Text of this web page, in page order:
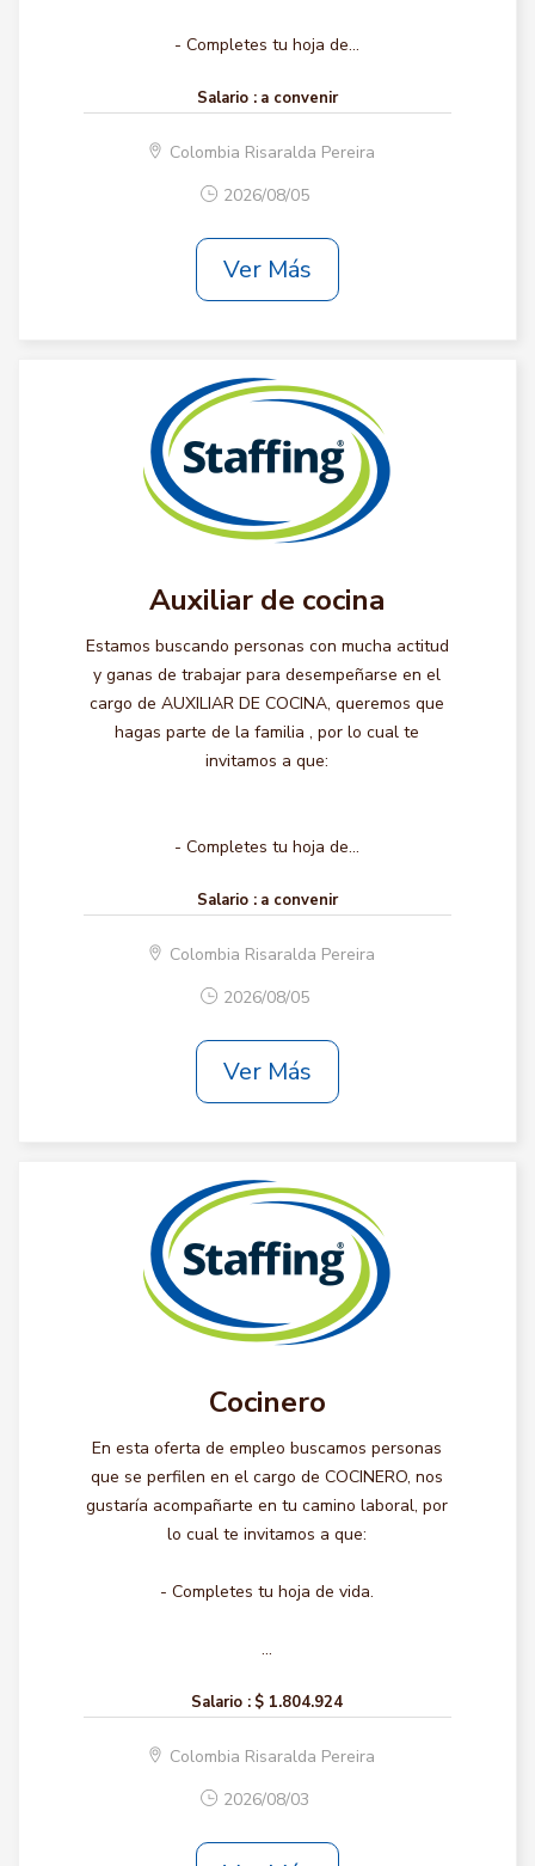
- Completes tu hoja de...
Salario : a convenir
Colombia Risaralda Pereira
2026/08/05
Ver Más
Auxiliar de cocina
Estamos buscando personas con mucha actitud
y ganas de trabajar para desempeñarse en el
cargo de AUXILIAR DE COCINA, queremos que
hagas parte de la familia , por lo cual te
invitamos a que:
- Completes tu hoja de...
Salario : a convenir
Colombia Risaralda Pereira
2026/08/05
Ver Más
Cocinero
En esta oferta de empleo buscamos personas
que se perfilen en el cargo de COCINERO, nos
gustaría acompañarte en tu camino laboral, por
lo cual te invitamos a que:
- Completes tu hoja de vida.
...
Salario : $ 1.804.924
Colombia Risaralda Pereira
2026/08/03